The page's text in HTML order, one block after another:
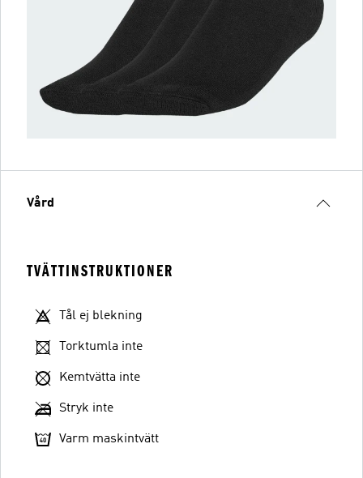
Vård
TVÄTTINSTRUKTIONER
Tål ej blekning
Torktumla inte
Kemtvätta inte
Stryk inte
Varm maskintvätt